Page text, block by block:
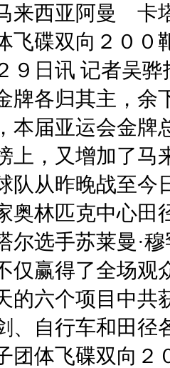
来西亚阿曼 卡
飞碟双向２００
９日讯 记者吴
牌各归其主，余
本届亚运会金牌
上，又增加了马
队从昨晚战至今
奥林匹克中心田
尔选手苏莱曼·
仅赢得了全场观
的六个项目中共
、自行车和田径
团体飞碟双向２